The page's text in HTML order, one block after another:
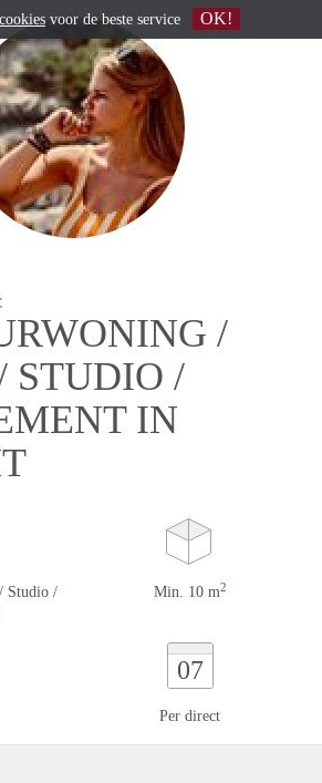
/
STUDIO /
IN
Studio /
Min. 10 m2
07
Per direct
cookies voor de beste service OK!